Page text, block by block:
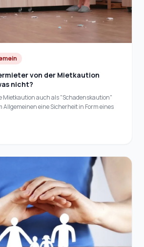
von der Mietkaution
nicht?
Mietkaution auch als "Schadenskaution"
Allgemeinen eine Sicherheit in Form eines